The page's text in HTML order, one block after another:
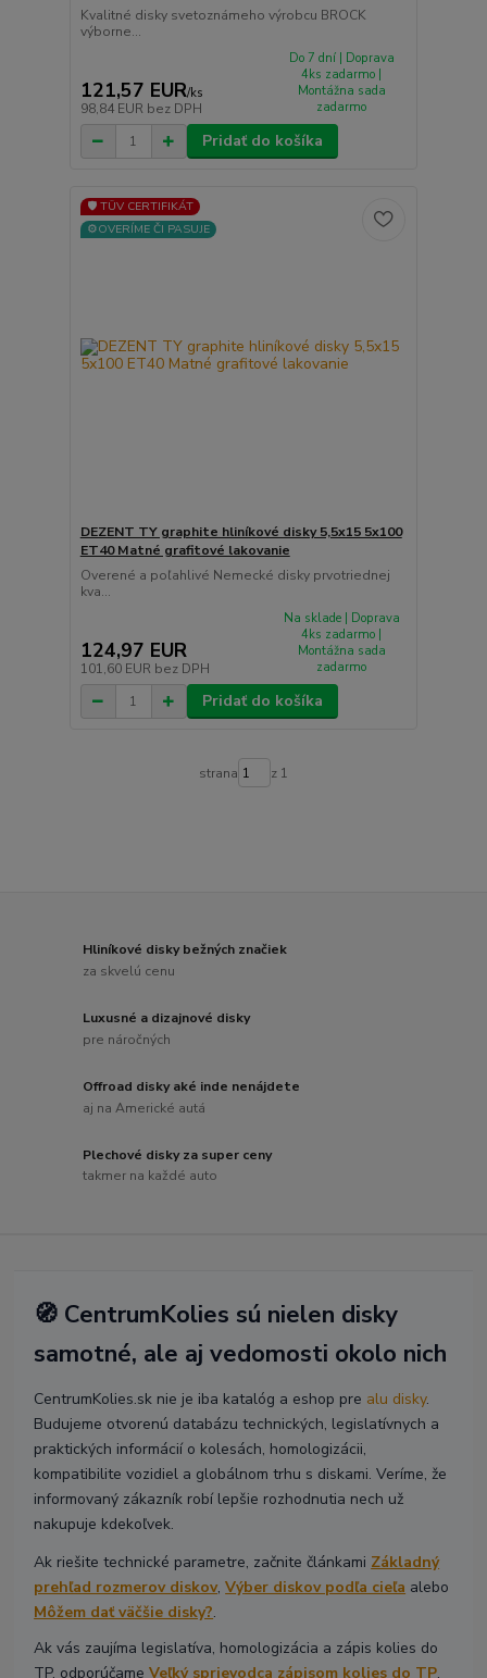
Kvalitné disky svetoznámeho výrobcu BROCK
výborne...
121,57 EUR/ks
98,84 EUR bez DPH
Do 7 dní | Doprava
4ks zadarmo |
Montážna sada
zadarmo
Pridať do košíka
🛡️ TÜV CERTIFIKÁT
⚙️OVERÍME ČI PASUJE
DEZENT TY graphite hliníkové disky 5,5x15 5x100
ET40 Matné grafitové lakovanie
Overené a poľahlivé Nemecké disky prvotriednej
kva...
124,97 EUR
101,60 EUR bez DPH
Na sklade | Doprava
4ks zadarmo |
Montážna sada
zadarmo
Pridať do košíka
strana z 1
Hliníkové disky bežných značiek
za skvelú cenu
Luxusné a dizajnové disky
pre náročných
Offroad disky aké inde nenájdete
aj na Americké autá
Plechové disky za super ceny
takmer na každé auto
🧭 CentrumKolies sú nielen disky
samotné, ale aj vedomosti okolo nich
CentrumKolies.sk nie je iba katalóg a eshop pre alu disky.
Budujeme otvorenú databázu technických, legislatívnych a
praktických informácií o kolesách, homologizácii,
kompatibilite vozidiel a globálnom trhu s diskami. Veríme, že
informovaný zákazník robí lepšie rozhodnutia nech už
nakupuje kdekoľvek.
Ak riešite technické parametre, začnite článkami Základný
prehľad rozmerov diskov,Výber diskov podľa cieľa alebo
Môžem dať väčšie disky?.
Ak vás zaujíma legislatíva, homologizácia a zápis kolies do
TP, odporúčameVeľký sprievodca zápisom kolies do TP,